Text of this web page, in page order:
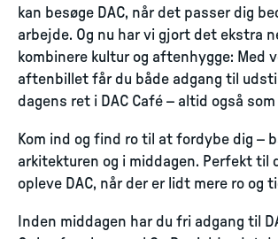
kan besøge DAC, når det passer dig
arbejde. Og nu har vi gjort det ekstra
kombinere kultur og aftenhygge: Med
aftenbillet får du både adgang til
dagens ret i DAC Café – altid også
Kom ind og find ro til at fordybe dig –
arkitekturen og i middagen. Perfekt til
opleve DAC, når der er lidt mere ro og
Inden middagen har du fri adgang til